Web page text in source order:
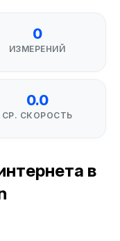
0
ИЗМЕРЕНИЙ
0.0
СР. СКОРОСТЬ
в